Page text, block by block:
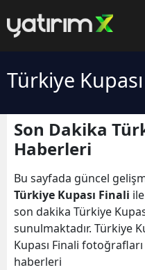
Türkiye
Son Dakika
Haberleri
Bu sayfada güncel
Türkiye Kupası Finali
son dakika Türkiye
sunulmaktadır. Türkiye
Kupası Finali
haberleri